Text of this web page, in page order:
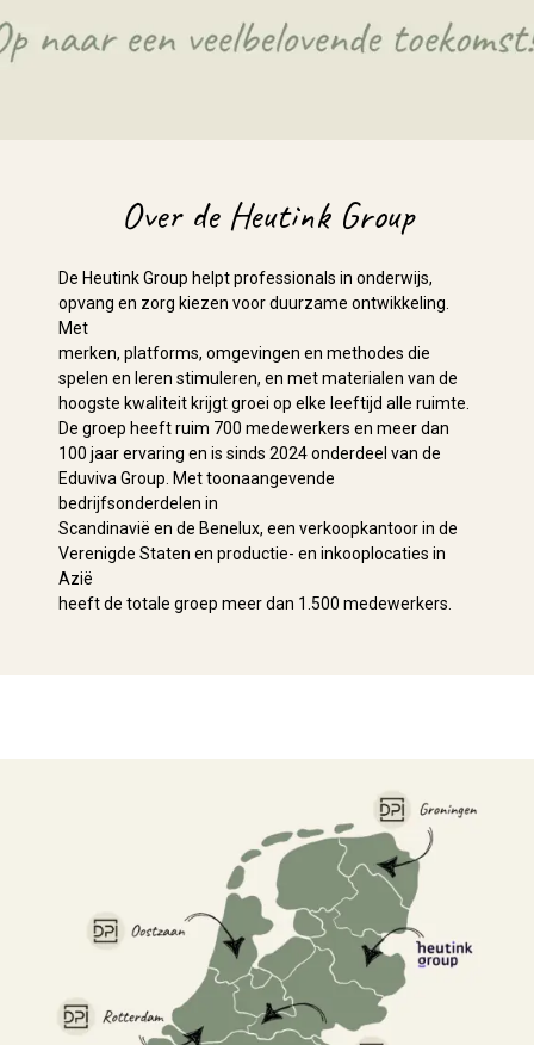
Over de Heutink Group
De Heutink Group helpt professionals in onderwijs,
opvang en zorg kiezen voor duurzame ontwikkeling.
Met
merken, platforms, omgevingen en methodes die
spelen en leren stimuleren, en met materialen van de
hoogste kwaliteit krijgt groei op elke leeftijd alle ruimte.
De groep heeft ruim 700 medewerkers en meer dan
100 jaar ervaring en is sinds 2024 onderdeel van de
Eduviva Group. Met toonaangevende
bedrijfsonderdelen in
Scandinavië en de Benelux, een verkoopkantoor in de
Verenigde Staten en productie- en inkooplocaties in
Azië
heeft de totale groep meer dan 1.500 medewerkers.